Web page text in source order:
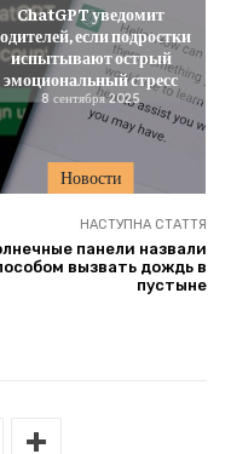
Новости
ChatGPT уведомит
если подростки
испытывают острый
эмоциональный стресс
8 сентября 2025
НАСТУПНА СТАТТЯ
панели назвали
вызвать дождь в
пустыне